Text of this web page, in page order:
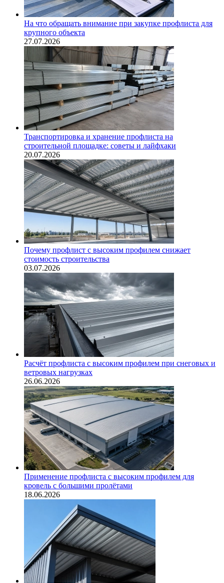
На что обращать внимание при закупке профлиста для
крупного объекта
27.07.2026
Транспортировка и хранение профлиста на
строительной площадке: советы и лайфхаки
20.07.2026
Почему профлист с высоким профилем снижает
стоимость строительства
03.07.2026
Расчёт профлиста с высоким профилем при снеговых и
ветровых нагрузках
26.06.2026
Применение профлиста с высоким профилем для
кровель с большими пролётами
18.06.2026